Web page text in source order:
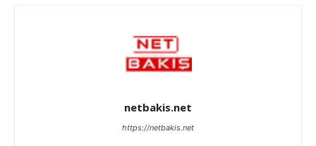
netbakis.net
https://netbakis.net